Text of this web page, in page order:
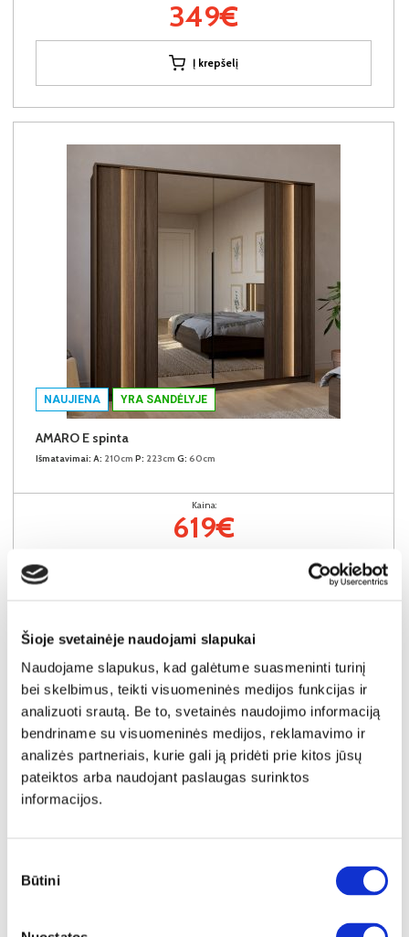
Šioje svetainėje naudojami slapukai
Naudojame slapukus, kad galėtume suasmeninti turinį
bei skelbimus, teikti visuomeninės medijos funkcijas ir
analizuoti srautą. Be to, svetainės naudojimo informaciją
bendriname su visuomeninės medijos, reklamavimo ir
analizės partneriais, kurie gali ją pridėti prie kitos jūsų
pateiktos arba naudojant paslaugas surinktos
informacijos.
pasirinkimas
Būtini
349€
Į krepšelį
NAUJIENA YRA SANDĖLYJE
AMARO E spinta
Išmatavimai: A: 210cm P: 223cm G: 60cm
Kaina:
619€